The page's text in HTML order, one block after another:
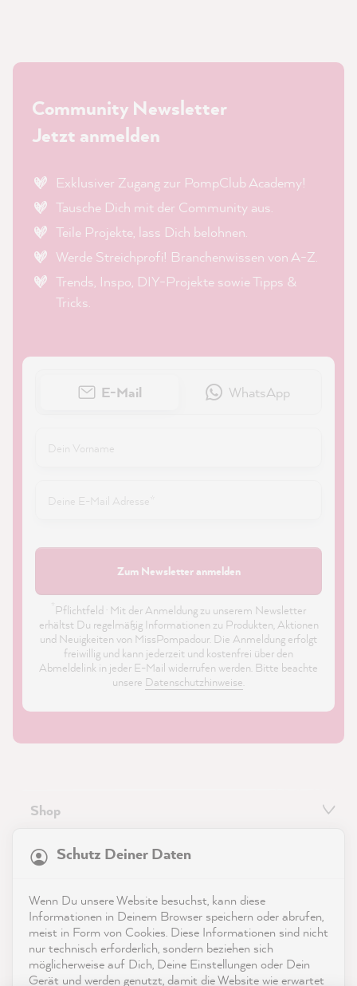
Community Newsletter
Jetzt anmelden
Exklusiver Zugang zur PompClub Academy!
Tausche Dich mit der Community aus.
Teile Projekte, lass Dich belohnen.
Werde Streichprofi! Branchenwissen von A-Z.
Trends, Inspo, DIY-Projekte sowie Tipps &
Tricks.
E-Mail WhatsApp
Zum Newsletter anmelden
Pflichtfeld · Mit der Anmeldung zu unserem Newsletter
erhältst Du regelmäßig Informationen zu Produkten, Aktionen
und Neuigkeiten von MissPompadour. Die Anmeldung erfolgt
freiwillig und kann jederzeit und kostenfrei über den
Abmeldelink in jeder E-Mail widerrufen werden. Bitte beachte
unsere Datenschutzhinweise.
Shop
Service
Kontakt
App herunterladen
Auszeichnungen
Schutz Deiner Daten
Wenn Du unsere Website besuchst, kann diese
Informationen in Deinem Browser speichern oder abrufen,
meist in Form von Cookies. Diese Informationen sind nicht
nur technisch erforderlich, sondern beziehen sich
möglicherweise auf Dich, Deine Einstellungen oder Dein
Gerät und werden genutzt, damit die Website wie erwartet
reviews-io